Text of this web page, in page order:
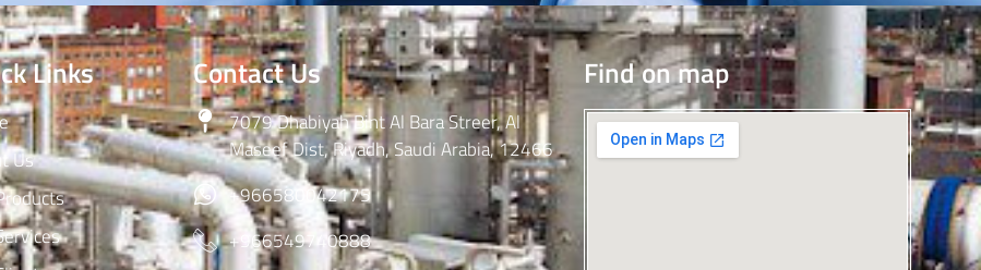
Links
Us
Contact Us
7079 Dhabiyah Bint Al Bara Streer, Al
Maseef Dist, Riyadh, Saudi Arabia, 12466
+966580042175
+966549740888
Find on map